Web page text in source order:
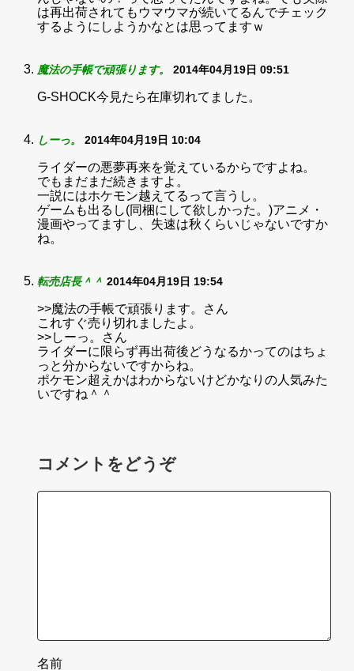
は再出荷されてもウマウマが続いてるんでチェック
するようにしようかなとは思ってますｗ
魔法の手帳で頑張ります。 2014年04月19日 09:51
G-SHOCK今見たら在庫切れてました。
しーっ。 2014年04月19日 10:04
ライダーの悪夢再来を覚えているからですよね。
でもまだまだ続きますよ。
一説にはホケモン越えてるって言うし。
ゲームも出るし(同梱にして欲しかった。)アニメ・
漫画やってますし、失速は秋くらいじゃないですか
ね。
転売店長＾＾ 2014年04月19日 19:54
>>魔法の手帳で頑張ります。さん
これすぐ売り切れましたよ。
>>しーっ。さん
ライダーに限らず再出荷後どうなるかってのはちょ
っと分からないですからね。
ポケモン超えかはわからないけどかなりの人気みた
いですね＾＾
コメントをどうぞ
名前